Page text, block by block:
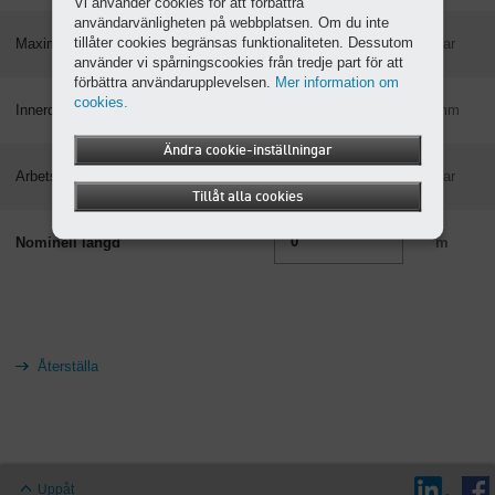
Maximalt tryckfall bar
Innerdiameter för rörledning mm
Arbetstryck absolut bar
Nominell längd m
Uppåt
användarvänligheten på webbplatsen. Om du inte
tillåter cookies begränsas funktionaliteten. Dessutom
använder vi spårningscookies från tredje part för att
förbättra användarupplevelsen. Mer information om
cookies.
Ändra cookie-inställningar
Tillåt alla cookies